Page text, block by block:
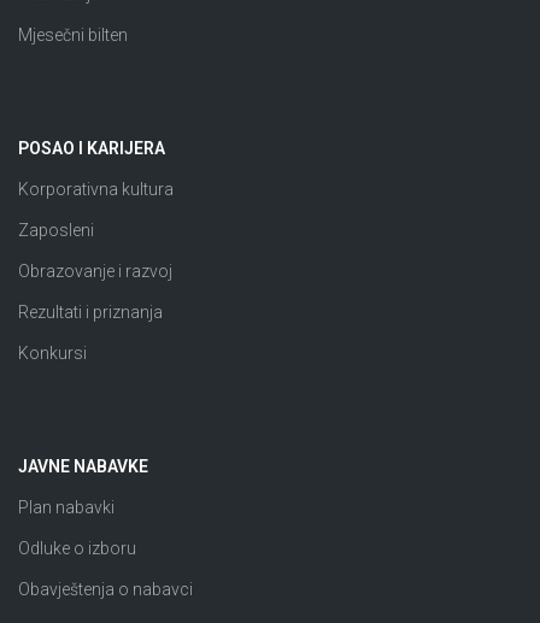
Mjesečni bilten
POSAO I KARIJERA
Korporativna kultura
Zaposleni
Obrazovanje i razvoj
Rezultati i priznanja
Konkursi
JAVNE NABAVKE
Plan nabavki
Odluke o izboru
Obavještenja o nabavci